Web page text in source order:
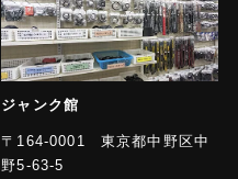
ジャンク館
〒164-0001 東京都中野区中
野5-63-5